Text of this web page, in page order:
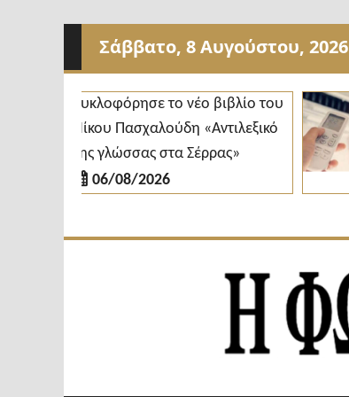
Προχωρήστε
Σάββατο, 8 Αυγούστου, 2026
Κυκλοφόρησε το νέο βιβλίο του
Νίκου Πασχαλούδη «Αντιλεξικό
της γλώσσας στα Σέρρας»
06/08/2026